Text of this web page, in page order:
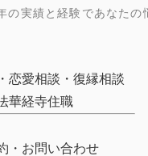
の実績と経験であなた
恋愛相談・復縁相談
華経寺住職
・お問い合わせ